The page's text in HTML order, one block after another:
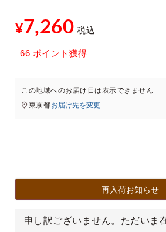
¥7,260 税込
66 ポイント獲得
この地域へのお届け日は表示できません
東京都お届け先を変更
再入荷お知らせ
申し訳ございません。ただいま